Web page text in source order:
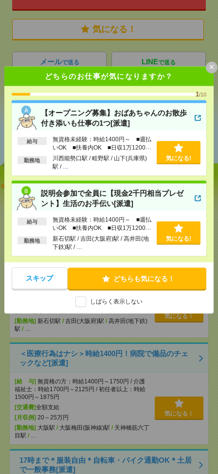
どちらのお仕事が気になりますか？
1/10
【オープニング募集】おばあちゃんのお散歩
付き添いも仕事の1つ[派遣]
給与
無資格未経験：時給1400円～ ■週払
いOK ■扶養内OK ■日収1万1200円
以上
勤務地
川西能勢口駅 / 畦野駅 / 山下(兵庫県)
駅 / …
気になる!
説明会参加で全員に【現金2千円相当プレゼ
ント】生活のお手伝い[派遣]
給与
無資格未経験：時給1400円～ ■週払
いOK ■扶養内OK ■日収1万1200円
以上
勤務地
新石切駅 / 吉田(大阪府)駅 / 高井田(地
下鉄)駅 / …
気になる!
スキップ どちらも気になる！
しばらく表示しない
×
気になる！
メールで送る LINEで送る
シェア ツイート ブックマーク
おすすめ
【オープニング募集】おばあちゃんのお散歩付き添
いも仕事の1つ[派遣]
[給 与]無資格未経験：時給1400円～ ■週払い
OK ■扶養内OK ■日収1万1200円以上
交通費全額支給
[勤務地]川西能勢口駅/ 畦野駅/山下(兵庫県)駅/…
気になる！
説明会参加で全員に【現金2千円相当プレゼント】生
活のお手伝い[派遣]
無資格未経験：時給1400円～ ■週払い
OK ■扶養内OK ■日収1万1200円以上
[勤務地] 新石切駅 / 吉田(大阪府)駅 / 高井田(地下鉄)
駅 / …
気になる！
＜医療行為はナシ＞時給1400円！病院で備品のチェ
ックなど[派遣]
[給 与] 無資格の方：時給1400円～1750円 / 介護
福祉士：時給1700円～2125円 / 初任者以上：時給
1500円～1875円
[交通費]全額支給
[月収例] 20～25万円
[勤務地] 大阪駅 / 大阪梅田(阪神線)駅 / 天神橋筋六丁
目駅 / …
気になる！
17時まで＊服装自由＊自転車・バイク通勤OK＊土居
で一般事務[派遣]